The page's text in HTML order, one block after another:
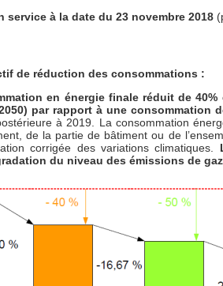
service à la date du 23 novembre 2018
de réduction des consommations :
en énergie finale réduit de 40%
par rapport à une consommation
à 2019. La consommation
de la partie de bâtiment ou de
corrigée des variations climatiques.
du niveau des émissions de